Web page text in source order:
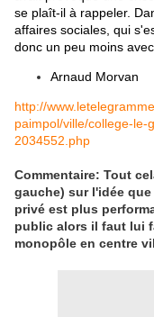
se plaît-il à rappeler.
affaires sociales, qui
donc un peu moins
Arnaud Morvan
http://
paimpol/ville/college-
2034552.php
Commentaire: Tout
gauche) sur l'idée
privé est plus
public alors il faut lui
monopôle en centre